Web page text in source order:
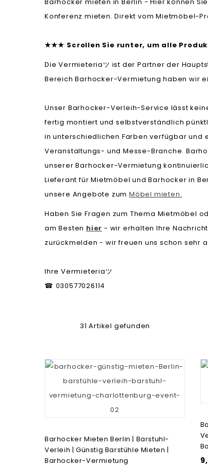
Konferenz mieten. Direkt vom Mietmöbel-
★★★ Scrollen Sie runter, um alle
Die Vermieteria ツ ist der Partner der
Bereich Barhocker-Vermietung haben wir
Unser Barhocker-Verleih-Service lässt
fertig montiert und selbstverständlich
in unterschiedlichen Farben verfügbar
Veranstaltungs- und Messe-Branche.
unserer Barhocker-Vermietung
Lieferant für Mietmöbel und Barhocker in
unsere Angebote zumMöbel mieten.
Haben Sie Fragen zum Thema Mietmöbel
am Besten hier - wir erhalten Ihre
zurückmelden - wir freuen uns schon sehr
Ihre Vermieteria ツ
☎ 030577026114
31 Artikel gefunden
Barhocker Mieten Berlin | Barstuhl-
Verleih | Günstig Barstühle Mieten |
Barhocker-Vermietung